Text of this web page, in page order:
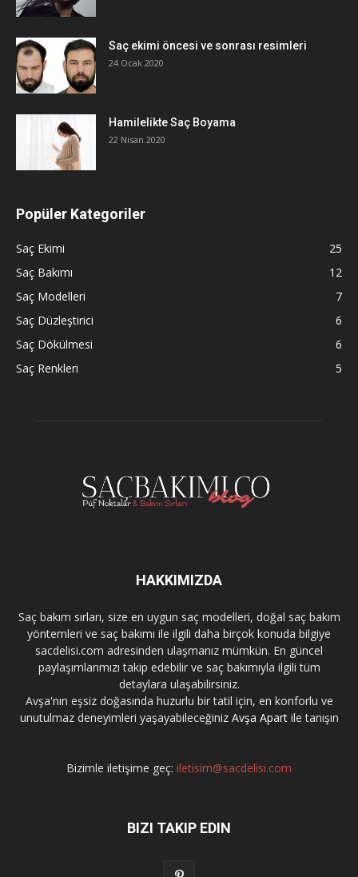
Saç ekimi öncesi ve sonrası resimleri
24 Ocak 2020
Hamilelikte Saç Boyama
22 Nisan 2020
Popüler Kategoriler
Saç Ekimi
25
Saç Bakımı
12
Saç Modelleri
7
Saç Düzleştirici
6
Saç Dökülmesi
6
Saç Renkleri
5
HAKKIMIZDA
Saç bakım sırları, size en uygun saç modelleri, doğal saç bakım
yöntemleri ve saç bakımı ile ilgili daha birçok konuda bilgiye
sacdelisi.com adresinden ulaşmanız mümkün. En güncel
paylaşımlarımızı takip edebilir ve saç bakımıyla ilgili tüm
detaylara ulaşabilirsiniz.
Avşa'nın eşsiz doğasında huzurlu bir tatil için, en konforlu ve
unutulmaz deneyimleri yaşayabileceğiniz Avşa Apartile tanışın
Bizimle iletişime geç: iletisim@sacdelisi.com
BIZI TAKIP EDIN